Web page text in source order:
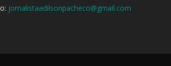
jornalistaadilsonpacheco@gmail.com